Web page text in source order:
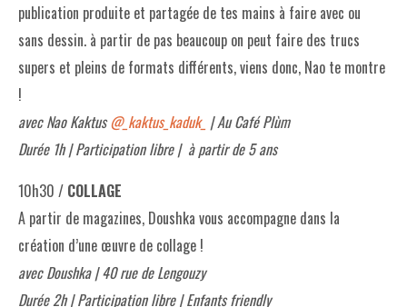
publication produite et partagée de tes mains à faire avec ou
sans dessin. à partir de pas beaucoup on peut faire des trucs
supers et pleins de formats différents, viens donc, Nao te montre
!
avec Nao Kaktus@_kaktus_kaduk_ | Au Café Plùm
Durée 1h | Participation libre | à partir de 5 ans
10h30 / COLLAGE
A partir de magazines, Doushka vous accompagne dans la
création d’une œuvre de collage !
avec Doushka | 40 rue de Lengouzy
Durée 2h | Participation libre | Enfants friendly